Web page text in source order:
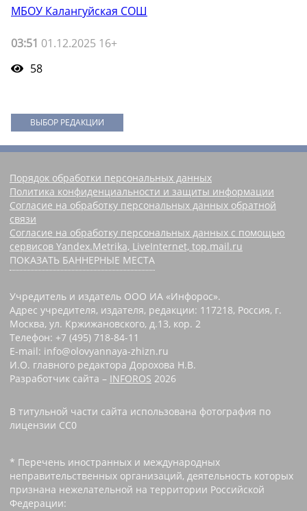
МБОУ Калангуйская СОШ
03:51 01.12.2025 16+
58
ВЫБОР РЕДАКЦИИ
Порядок обработки персональных данных
Политика конфиденциальности и защиты информации
Согласие на обработку персональных данных обратной
связи
Согласие на обработку персональных данных с помощью
сервисов Yandex.Metrika, LiveInternet, top.mail.ru
ПОКАЗАТЬ БАННЕРНЫЕ МЕСТА
Учредитель и издатель ООО ИА «Инфорос».
Адрес учредителя, издателя, редакции: 117218, Россия, г.
Москва, ул. Кржижановского, д.13, кор. 2
Телефон: +7 (495) 718-84-11
E-mail: info@olovyannaya-zhizn.ru
И.О. главного редактора Дорохова Н.В.
Разработчик сайта – INFOROS 2026
В титульной части сайта использована фотография по
лицензии CC0 ‌
* Перечень иностранных и международных
неправительственных организаций, деятельность которых
признана нежелательной на территории Российской
Федерации: